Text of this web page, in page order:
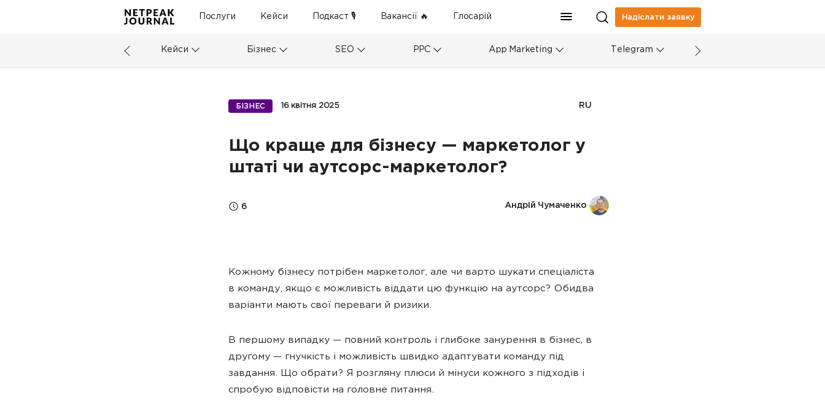
Послуги Кейси Подкаст 🎙 Вакансії 🔥 Глосарій Надіслати заявку
Кейси Бізнес SEO PPC App Marketing Telegram
БІЗНЕС 16 квітня 2025 RU
Що краще для бізнесу — маркетолог у
штаті чи аутсорс-маркетолог?
6 Андрій Чумаченко
Кожному бізнесу потрібен маркетолог, але чи варто шукати спеціаліста
в команду, якщо є можливість віддати цю функцію на аутсорс? Обидва
варіанти мають свої переваги й ризики.
В першому випадку — повний контроль і глибоке занурення в бізнес, в
другому — гнучкість і можливість швидко адаптувати команду під
завдання. Що обрати? Я розгляну плюси й мінуси кожного з підходів і
спробую відповісти на головне питання.